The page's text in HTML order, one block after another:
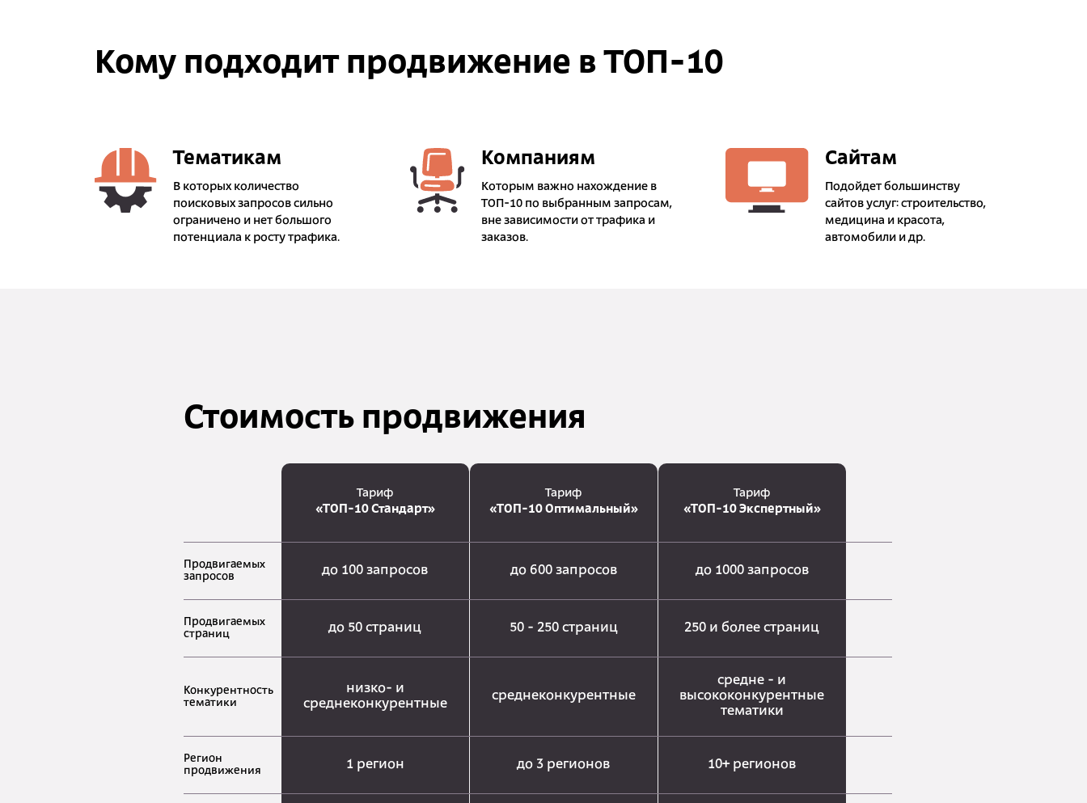
Кому подходит продвижение в ТОП-10
Тематикам
В которых количество
поисковых запросов сильно
ограничено и нет большого
потенциала к росту трафика.
Компаниям
Которым важно нахождение в
ТОП-10 по выбранным запросам,
вне зависимости от трафика и
заказов.
Сайтам
Подойдет большинству
сайтов услуг: строительство,
медицина и красота,
автомобили и др.
Стоимость продвижения
Тариф
«ТОП-10 Стандарт»
Тариф
«ТОП-10 Оптимальный»
Тариф
«ТОП-10 Экспертный»
Продвигаемых
запросов
до 100 запросов до 600 запросов до 1000 запросов
Продвигаемых
страниц
до 50 страниц 50 - 250 страниц 250 и более страниц
Конкурентность
тематики
низко- и
среднеконкурентные
среднеконкурентные
средне - и
высококонкурентные
тематики
Регион
продвижения
1 регион до 3 регионов 10+ регионов